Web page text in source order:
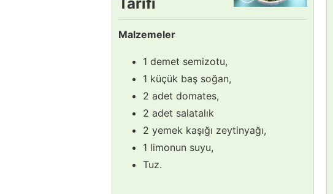
Malzemeler
1 demet semizotu,
1 küçük baş soğan,
2 adet domates,
2 adet salatalık
2 yemek kaşığı zeytinyağı,
1 limonun suyu,
Tuz.